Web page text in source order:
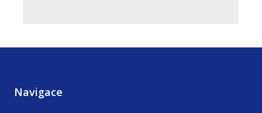
Navigace